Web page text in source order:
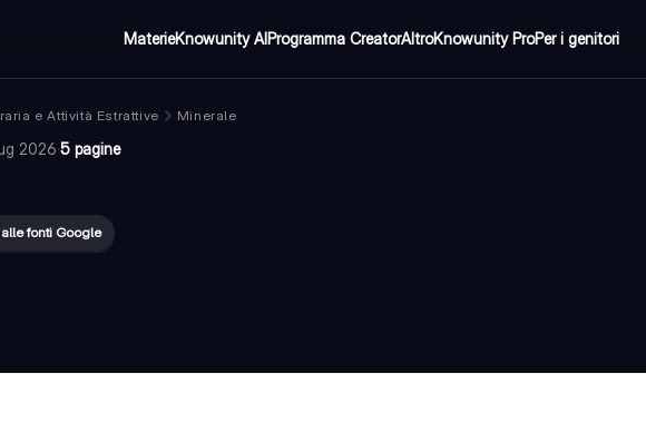
MaterieKnowunity AIProgramma CreatorAltroKnowunity ProPer i genitori
e Attività Estrattive
Minerale
2026·5 pagine
fonti Google